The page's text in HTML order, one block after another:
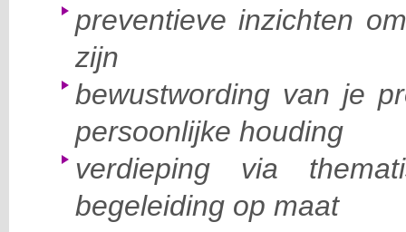
preventieve inzichten
zijn
bewustwording van je
persoonlijke houding
verdieping via
begeleiding op maat